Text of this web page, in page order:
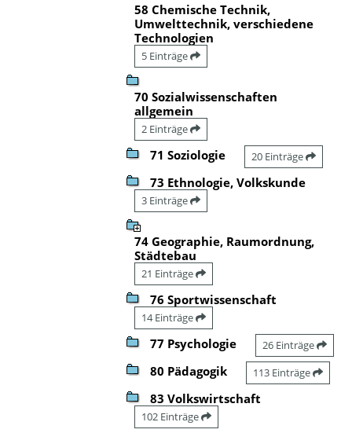
58 Chemische Technik,
Umwelttechnik, verschiedene
Technologien
5 Einträge
70 Sozialwissenschaften
allgemein
2 Einträge
71 Soziologie 20 Einträge
73 Ethnologie, Volkskunde
3 Einträge
74 Geographie, Raumordnung,
Städtebau
21 Einträge
76 Sportwissenschaft
14 Einträge
77 Psychologie 26 Einträge
80 Pädagogik 113 Einträge
83 Volkswirtschaft
102 Einträge